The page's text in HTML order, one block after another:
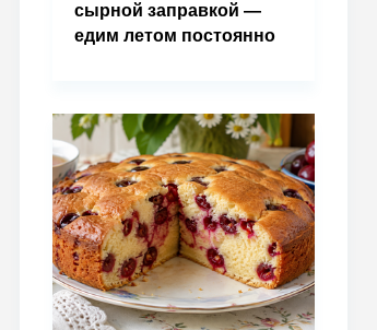
сырной заправкой —
едим летом постоянно